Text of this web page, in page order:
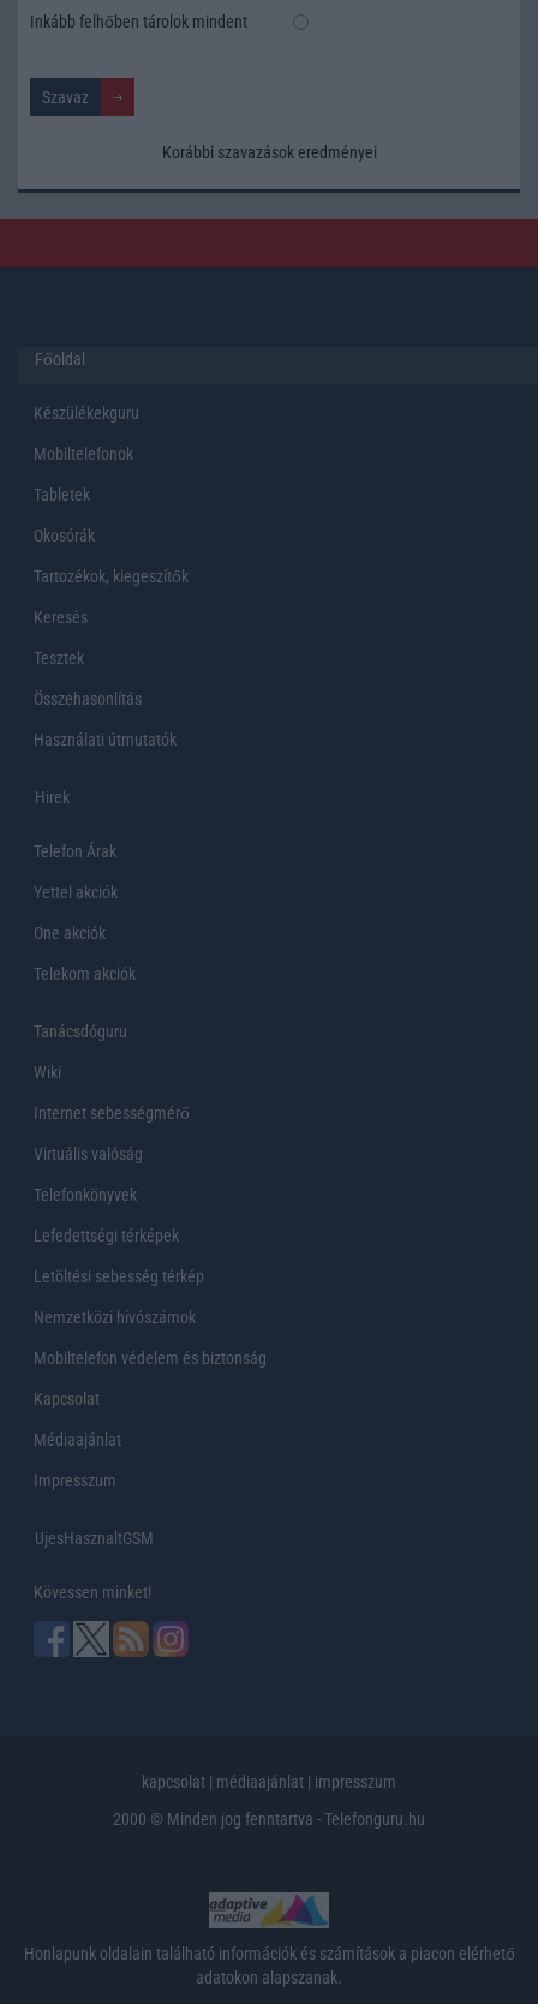
Inkább felhőben tárolok mindent
Korábbi szavazások eredményei
Főoldal
Készülékekguru
Mobiltelefonok
Tabletek
Okosórák
Tartozékok, kiegeszítők
Keresés
Tesztek
Összehasonlítás
Használati útmutatók
Hirek
Telefon Árak
Yettel akciók
One akciók
Telekom akciók
Tanácsdóguru
Wiki
Internet sebességmérő
Virtuális valóság
Telefonkönyvek
Lefedettségi térképek
Letöltési sebesség térkép
Nemzetközi hívószámok
Mobiltelefon védelem és biztonság
Kapcsolat
Médiaajánlat
Impresszum
UjesHasznaltGSM
Kövessen minket!
kapcsolat | médiaajánlat | impresszum
2000 © Minden jog fenntartva - Telefonguru.hu
Honlapunk oldalain található információk és számítások a piacon elérhető
adatokon alapszanak.